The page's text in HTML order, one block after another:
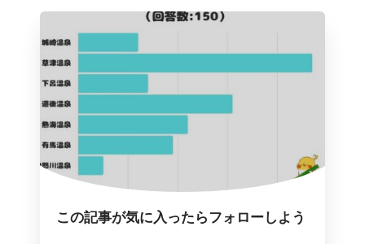
この記事が気に入ったらフォローしよう